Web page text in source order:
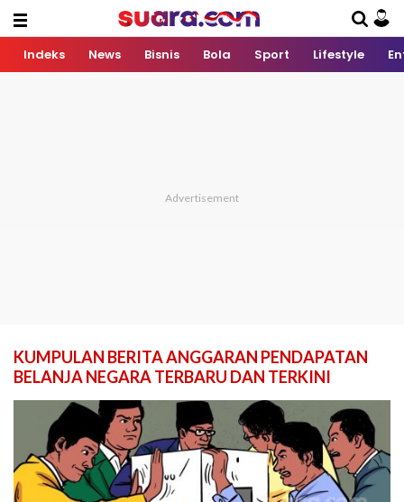
Indeks News Bisnis Bola Sport Lifestyle
KUMPULAN BERITA ANGGARAN PENDAPATAN
BELANJA NEGARA TERBARU DAN TERKINI